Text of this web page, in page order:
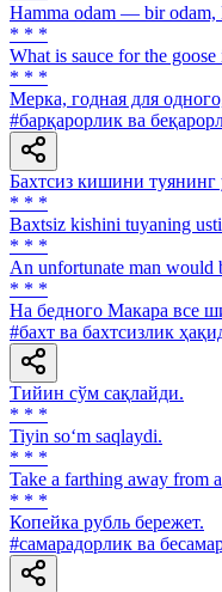
Hamma odam — bir
* * *
What is sauce for the goose
* * *
Мерка, годная для
#барқарорлик ва
Бахтсиз кишини туянинг
* * *
Baxtsiz kishini tuyaning
* * *
An unfortunate man would
* * *
На бедного Макара все
#бахт ва бахтсизлик
Тийин сўм сақлайди.
* * *
Tiyin so‘m saqlaydi.
* * *
Take a farthing away from
* * *
Копейка рубль бережет.
#самарадорлик ва